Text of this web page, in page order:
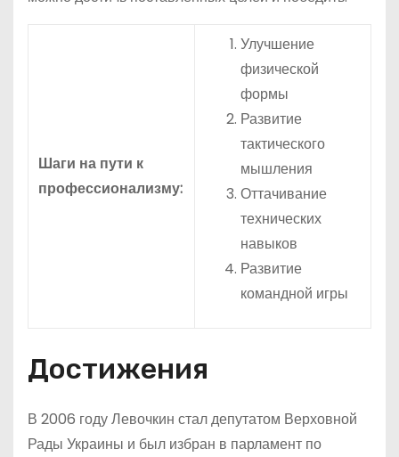
Шаги на пути к
профессионализму:
Улучшение
физической
формы
Развитие
тактического
мышления
Оттачивание
технических
навыков
Развитие
командной игры
Достижения
В 2006 году Левочкин стал депутатом Верховной
Рады Украины и был избран в парламент по